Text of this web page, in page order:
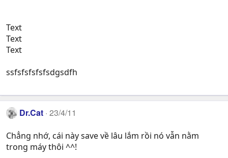
Text
Text
Text
ssfsfsfsfsfsdgsdfh
Dr.Cat 23/4/11
Chẳng nhớ, cái này save về lâu lắm rồi nó vẫn nằm
trong máy thôi ^^!